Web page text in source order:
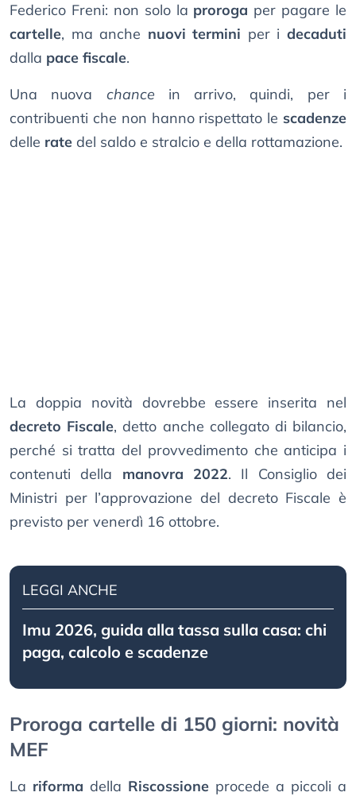
Federico Freni: non solo la proroga per pagare le
cartelle, ma anche nuovi termini per idecaduti
dalla pace fiscale.
Una nuova chance in arrivo, quindi, per i
contribuenti che non hanno rispettato le scadenze
delle rate del saldo e stralcio e della rottamazione.
La doppia novità dovrebbe essere inserita nel
decreto Fiscale, detto anche collegato di bilancio,
perché si tratta del provvedimento che anticipa i
contenuti della manovra 2022. Il Consiglio dei
Ministri per l’approvazione del decreto Fiscale è
previsto per venerdì 16 ottobre.
LEGGI ANCHE
Imu 2026, guida alla tassa sulla casa: chi
paga, calcolo e scadenze
Proroga cartelle di 150 giorni: novità
MEF
La riforma della Riscossione procede a piccoli a